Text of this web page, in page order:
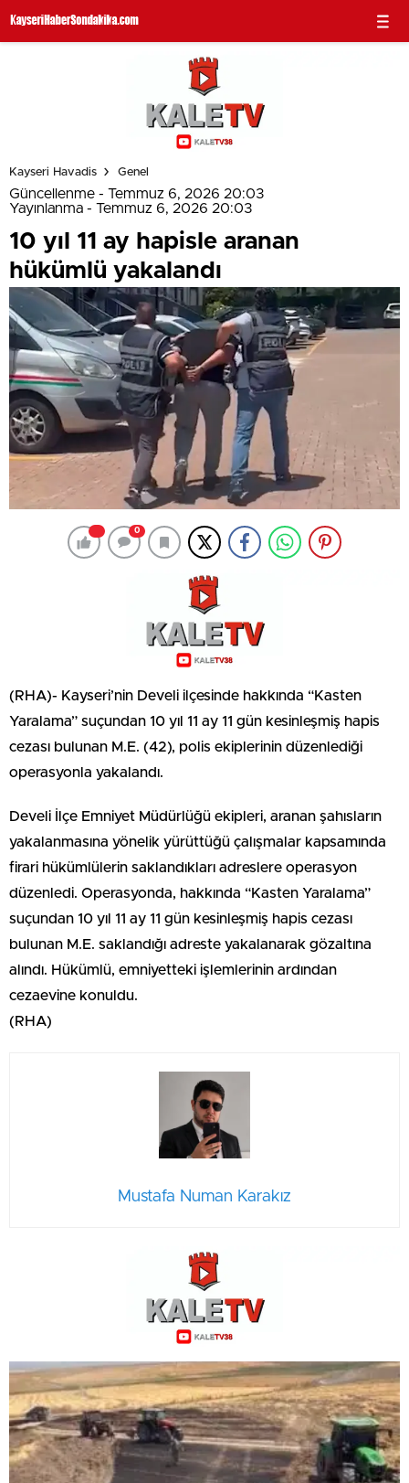
Kayseri Havadis Genel
Güncellenme - Temmuz 6, 2026 20:03
Yayınlanma - Temmuz 6, 2026 20:03
10 yıl 11 ay hapisle aranan
hükümlü yakalandı
0
(RHA)- Kayseri’nin Develi ilçesinde hakkında “Kasten
Yaralama” suçundan 10 yıl 11 ay 11 gün kesinleşmiş hapis
cezası bulunan M.E. (42), polis ekiplerinin düzenlediği
operasyonla yakalandı.
Develi İlçe Emniyet Müdürlüğü ekipleri, aranan şahısların
yakalanmasına yönelik yürüttüğü çalışmalar kapsamında
firari hükümlülerin saklandıkları adreslere operasyon
düzenledi. Operasyonda, hakkında “Kasten Yaralama”
suçundan 10 yıl 11 ay 11 gün kesinleşmiş hapis cezası
bulunan M.E. saklandığı adreste yakalanarak gözaltına
alındı. Hükümlü, emniyetteki işlemlerinin ardından
cezaevine konuldu.
(RHA)
Mustafa Numan Karakız